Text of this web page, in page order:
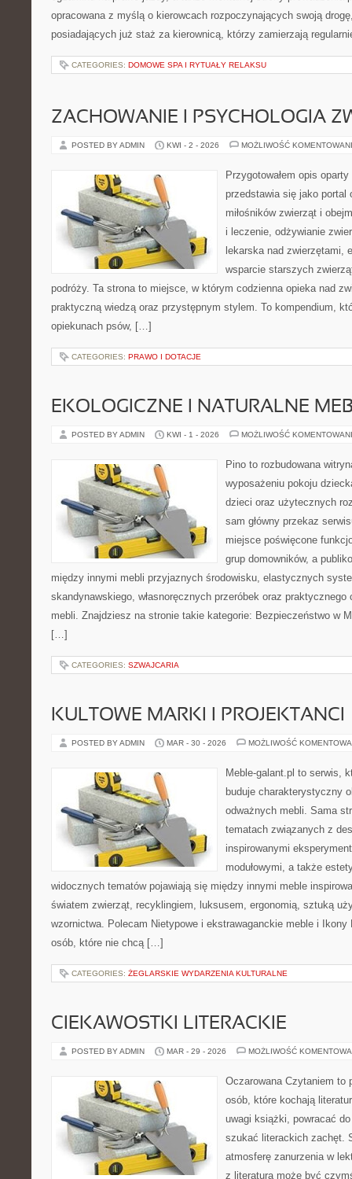
opracowana z myślą o kierowcach rozpoczynających swoją
posiadających już staż za kierownicą, którzy zamierzają
CATEGORIES: DOMOWE SPA I RYTUAŁY RELAKSU
ZACHOWANIE I PSYCHOLOGIA
POSTED BY ADMIN KWI - 2 - 2026 MOŻLIWOŚĆ
Przygotowałem opis
przedstawia się jako portal
miłośników zwierząt i
i leczenie, odżywianie
lekarska nad zwierzętami,
wsparcie starszych
podróży. Ta strona to miejsce, w którym codzienna opieka nad
praktyczną wiedzą oraz przystępnym stylem. To kompendium,
opiekunach psów, […]
CATEGORIES: PRAWO I DOTACJE
EKOLOGICZNE I NATURALNE
POSTED BY ADMIN KWI - 1 - 2026 MOŻLIWOŚĆ
Pino to rozbudowana
wyposażeniu pokoju
dzieci oraz użytecznych
sam główny przekaz
miejsce poświęcone
grup domowników, a
między innymi mebli przyjaznych środowisku, elastycznych
skandynawskiego, własnoręcznych przeróbek oraz
mebli. Znajdziesz na stronie takie kategorie: Bezpieczeństwo w
[…]
CATEGORIES: SZWAJCARIA
KULTOWE MARKI I PROJEKTANCI
POSTED BY ADMIN MAR - 30 - 2026 MOŻLIWOŚĆ
Meble-galant.pl to serwis,
buduje charakterystyczny
odważnych mebli. Sama
tematach związanych z
inspirowanymi
modułowymi, a także
widocznych tematów pojawiają się między innymi meble
światem zwierząt, recyklingiem, luksusem, ergonomią, sztuką
wzornictwa. Polecam Nietypowe i ekstrawaganckie meble i Ikony
osób, które nie chcą […]
CATEGORIES: ŻEGLARSKIE WYDARZENIA KULTURALNE
CIEKAWOSTKI LITERACKIE
POSTED BY ADMIN MAR - 29 - 2026 MOŻLIWOŚĆ
Oczarowana Czytaniem to
osób, które kochają
uwagi książki, powracać
szukać literackich zachęt.
atmosferę zanurzenia w
z literaturą może być